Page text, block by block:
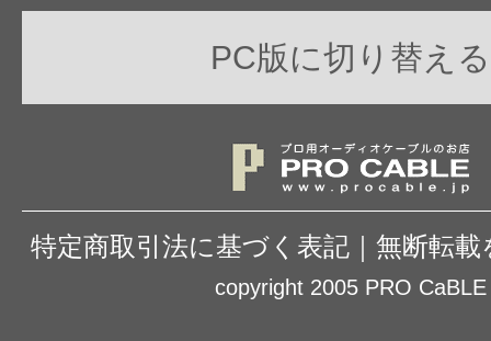
PC版に切り替える
特定商取引法に基づく表記 無断転載
copyright 2005 PRO CaBLE